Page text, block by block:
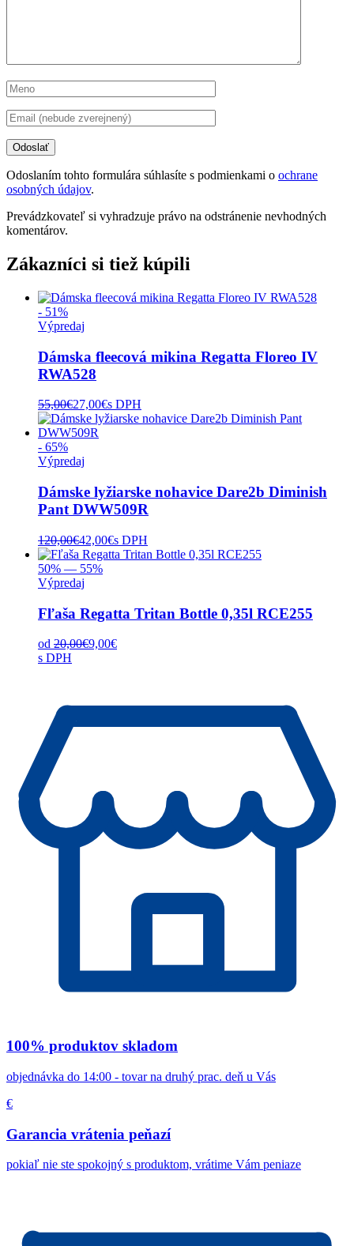
Odoslaním tohto formulára súhlasíte s podmienkami o ochrane
osobných údajov.
Prevádzkovateľ si vyhradzuje právo na odstránenie nevhodných
komentárov.
Zákazníci si tiež kúpili
- 51%
Výpredaj
Dámska fleecová mikina Regatta Floreo IV
RWA528
55,00€27,00€s DPH
- 65%
Výpredaj
Dámske lyžiarske nohavice Dare2b Diminish
Pant DWW509R
120,00€42,00€s DPH
50% — 55%
Výpredaj
Fľaša Regatta Tritan Bottle 0,35l RCE255
od 20,00€9,00€
s DPH
100% produktov skladom
objednávka do 14:00 - tovar na druhý prac. deň u Vás
€
Garancia vrátenia peňazí
pokiaľ nie ste spokojný s produktom, vrátime Vám peniaze